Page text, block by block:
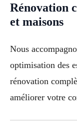
Rénovation
et maisons
Nous
optimisation des
rénovation
améliorer votre